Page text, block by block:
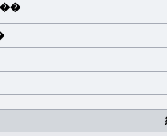
��